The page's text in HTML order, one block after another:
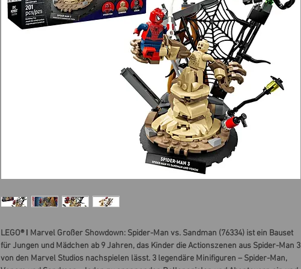
LEGO® ǀ Marvel Großer Showdown: Spider-Man vs. Sandman (76334) ist ein Bauset
für Jungen und Mädchen ab 9 Jahren, das Kinder die Actionszenen aus Spider-Man 3
von den Marvel Studios nachspielen lässt. 3 legendäre Minifiguren – Spider-Man,